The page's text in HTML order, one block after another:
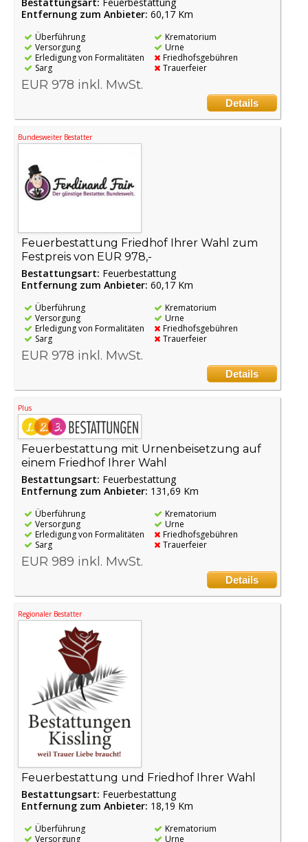
Entfernung zum Anbieter: 60,17 Km
Überführung
Versorgung
Erledigung von Formalitäten
Sarg
Krematorium
Urne
Friedhofsgebühren
Trauerfeier
EUR 978 inkl. MwSt.
Details
Bundesweiter Bestatter
Feuerbestattung Friedhof Ihrer Wahl zum
Festpreis von EUR 978,-
Bestattungsart: Feuerbestattung
Entfernung zum Anbieter: 60,17 Km
Überführung
Versorgung
Erledigung von Formalitäten
Sarg
Krematorium
Urne
Friedhofsgebühren
Trauerfeier
EUR 978 inkl. MwSt.
Details
Plus
Feuerbestattung mit Urnenbeisetzung auf
einem Friedhof Ihrer Wahl
Bestattungsart: Feuerbestattung
Entfernung zum Anbieter: 131,69 Km
Überführung
Versorgung
Erledigung von Formalitäten
Sarg
Krematorium
Urne
Friedhofsgebühren
Trauerfeier
EUR 989 inkl. MwSt.
Details
Regionaler Bestatter
Feuerbestattung und Friedhof Ihrer Wahl
Bestattungsart: Feuerbestattung
Entfernung zum Anbieter: 18,19 Km
Überführung
Versorgung
Krematorium
Urne